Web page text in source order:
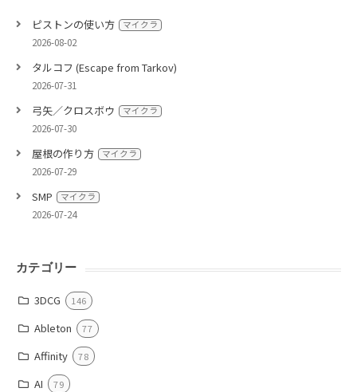
ピストンの使い方 マイクラ
2026-08-02
タルコフ (Escape from Tarkov)
2026-07-31
弓矢／クロスボウ マイクラ
2026-07-30
屋根の作り方 マイクラ
2026-07-29
SMP マイクラ
2026-07-24
カテゴリー
3DCG 146
Ableton 77
Affinity 78
AI 79